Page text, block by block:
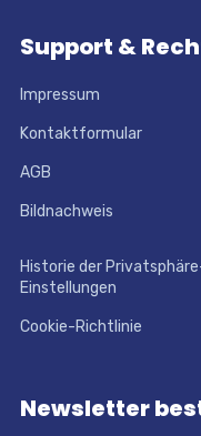
Support &
Impressum
Kontaktformular
AGB
Bildnachweis
Historie der
Einstellungen
Cookie-Richtlinie
Newsletter